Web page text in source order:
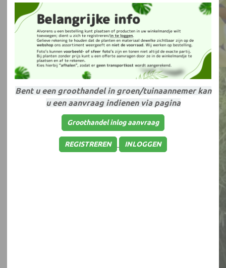
Klimplanten
Bent u een groothandel in groen/tuinaannemer kan
u een aanvraag indienen via pagina
Groothandel inlog aanvraag
REGISTREREN INLOGGEN